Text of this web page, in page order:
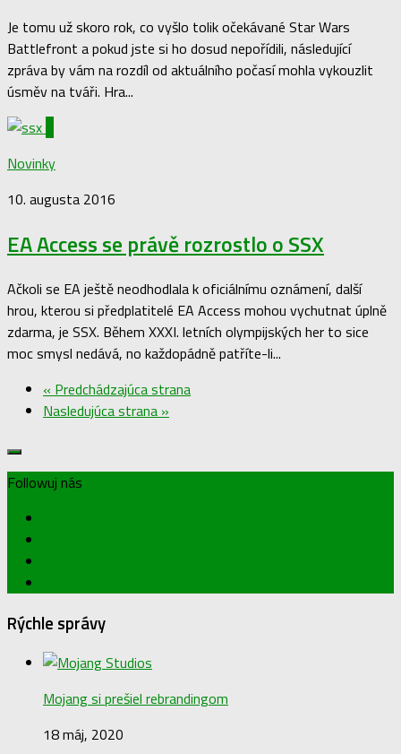
Je tomu už skoro rok, co vyšlo tolik očekávané Star Wars
Battlefront a pokud jste si ho dosud nepořídili, následující
zpráva by vám na rozdíl od aktuálního počasí mohla vykouzlit
úsměv na tváři. Hra...
Novinky
10. augusta 2016
EA Access se právě rozrostlo o SSX
Ačkoli se EA ještě neodhodlala k oficiálnímu oznámení, další
hrou, kterou si předplatitelé EA Access mohou vychutnat úplně
zdarma, je SSX. Během XXXI. letních olympijských her to sice
moc smysl nedává, no každopádně patříte-li...
« Predchádzajúca strana
Nasledujúca strana »
Followuj nás
Rýchle správy
Mojang si prešiel rebrandingom
18 máj, 2020